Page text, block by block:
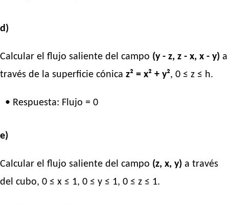
d)
Calcular el flujo saliente del campo (y - z, z - x, x - y) a
través de la superficie cónica z² = x² + y², 0 ≤ z ≤ h.
• Respuesta: Flujo = 0
e)
Calcular el flujo saliente del campo (z, x, y) a través
del cubo, 0 ≤ x ≤ 1, 0 ≤ y ≤ 1, 0 ≤ z ≤ 1.